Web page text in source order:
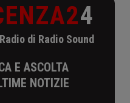
4
di Radio Sound
E ASCOLTA
NOTIZIE